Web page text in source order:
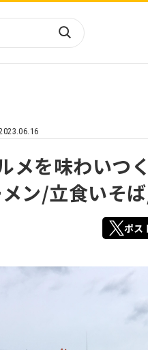
東北
関東
中部・北陸
近畿
四国
九州
沖縄
メを味わいつ
ン/立食いそ
ポス